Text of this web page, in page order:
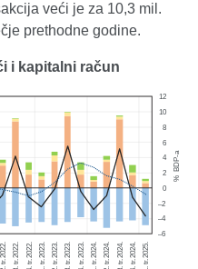
veći je za 10,3 mil.
prethodne godine.
i kapitalni račun